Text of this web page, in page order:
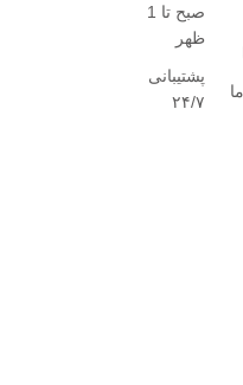
صبح تا 1
ظهر
پشتیبانی
۲۴/۷